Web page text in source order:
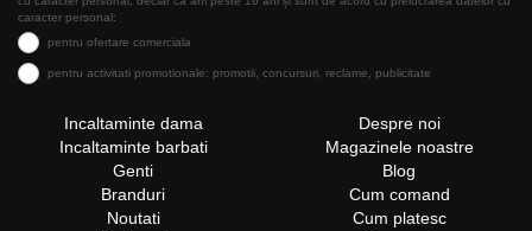
caracter personal:
pentru ofertare comerciala
pentru activitati promotionale: promotii, concursuri, reclame, publicitate
Incaltaminte dama
Incaltaminte barbati
Genti
Branduri
Noutati
Despre noi
Magazinele noastre
Blog
Cum comand
Cum platesc